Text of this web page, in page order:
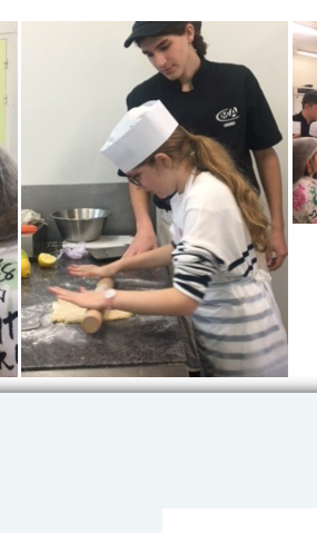
et de